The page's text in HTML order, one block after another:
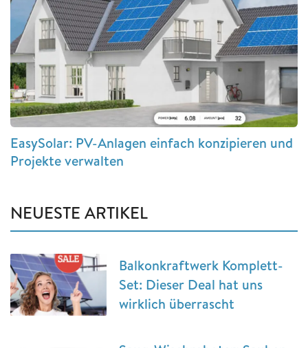
EasySolar: PV-Anlagen einfach konzipieren und
Projekte verwalten
NEUESTE ARTIKEL
Balkonkraftwerk Komplett-
Set: Dieser Deal hat uns
wirklich überrascht